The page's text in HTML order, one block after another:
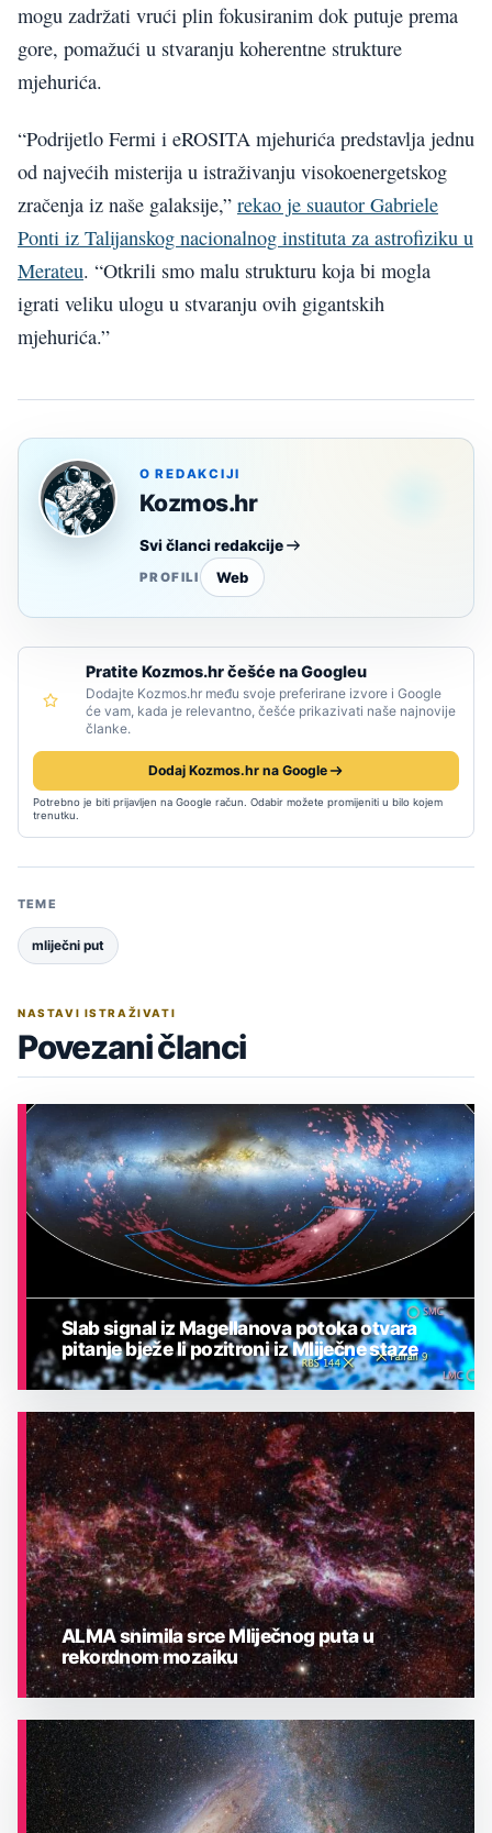
mogu zadržati vrući plin fokusiranim dok putuje prema
gore, pomažući u stvaranju koherentne strukture
mjehurića.
“Podrijetlo Fermi i eROSITA mjehurića predstavlja jednu
od najvećih misterija u istraživanju visokoenergetskog
zračenja iz naše galaksije,” rekao je suautor Gabriele
Ponti iz Talijanskog nacionalnog instituta za astrofiziku u
Merateu. “Otkrili smo malu strukturu koja bi mogla
igrati veliku ulogu u stvaranju ovih gigantskih
mjehurića.”
O REDAKCIJI
Kozmos.hr
Svi članci redakcije
PROFILI Web
Pratite Kozmos.hr češće na Googleu
Dodajte Kozmos.hr među svoje preferirane izvore i Google
će vam, kada je relevantno, češće prikazivati naše najnovije
članke.
Dodaj Kozmos.hr na Google
Potrebno je biti prijavljen na Google račun. Odabir možete promijeniti u bilo kojem
trenutku.
TEME
mliječni put
NASTAVI ISTRAŽIVATI
Povezani članci
ASTRONOMIJA
Slab signal iz Magellanova potoka otvara
pitanje bježe li pozitroni iz Mliječne staze
ASTRONOMIJA
ALMA snimila srce Mliječnog puta u
rekordnom mozaiku